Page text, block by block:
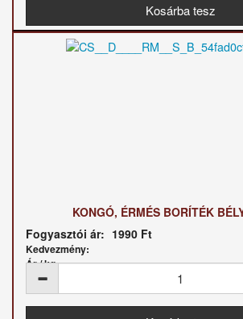
KONGÓ, ÉRMÉS BORÍTÉK
Fogyasztói ár: 1990 Ft
Kedvezmény:
Ár / kg: